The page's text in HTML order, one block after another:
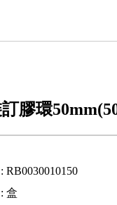
膠環
: RB0030010150
: 盒